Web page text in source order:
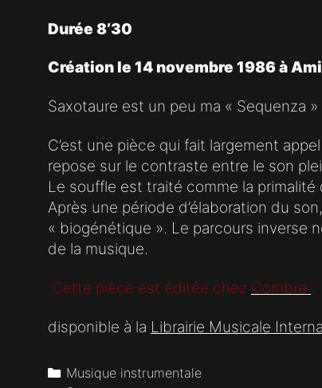
Durée 8’30
Création le 14 novembre 1986 à
Saxotaure est un peu ma « Sequenza
C’est une pièce qui fait largement
repose sur le contraste entre le son
Le souffle est traité comme la
Après une période d’élaboration du
« biogénétique ». Le parcours inverse
de la musique.
Cette pièce est éditée chez Combre .
disponible à la Librairie Musicale
Categories
Musique instrumentale